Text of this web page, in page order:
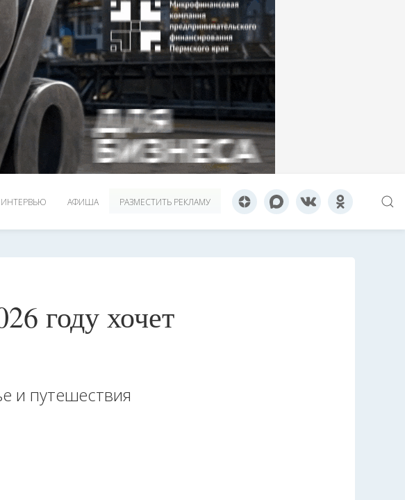
ИНТЕРВЬЮ АФИША РАЗМЕСТИТЬ РЕКЛАМУ
году хочет
и путешествия